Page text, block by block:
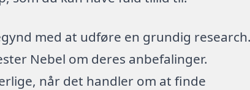
med at udføre en grundig
Nebel om deres anbefalinger.
når det handler om at finde